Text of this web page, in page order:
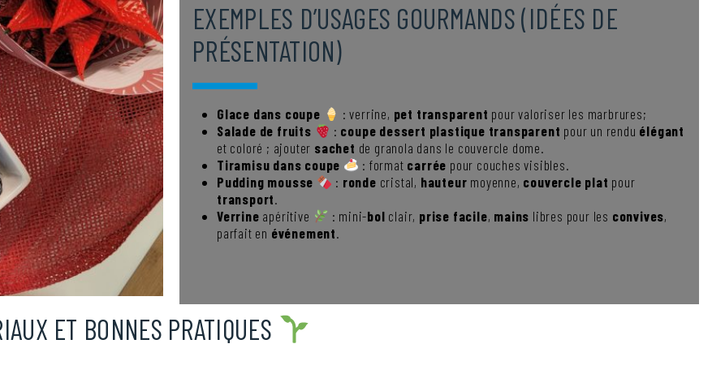
EXEMPLES D’USAGES GOURMANDS (IDÉES DE
PRÉSENTATION)
Glace dans coupe : verrine, pet transparent pour valoriser les marbrures;
Salade de fruits
: coupe dessert plastique transparent pour un rendu élégant
et coloré ; ajouter sachet de granola dans le couvercle dome.
Tiramisu dans coupe
: format carrée pour couches visibles.
Pudding mousse
: ronde cristal, hauteur moyenne, couvercle plat pour
transport.
Verrine apéritive : mini-bol clair, prise facile, mains libres pour les convives,
parfait en événement.
ET BONNES PRATIQUES